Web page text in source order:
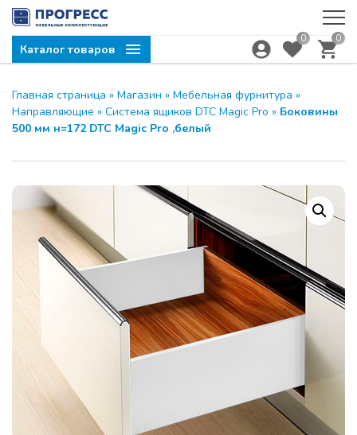
Каталог товаров
0 0
Главная страница » Магазин » Мебельная фурнитура »
Направляющие » Система ящиков DTC Magic Pro » Боковины
500 мм н=172 DTC Magic Pro ,белый